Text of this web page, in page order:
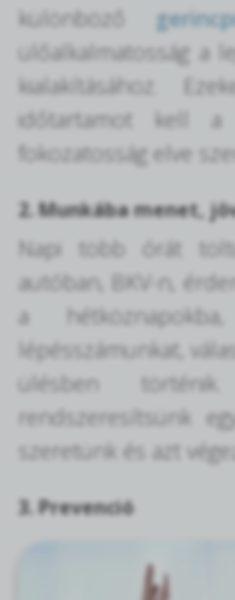
különböző
ülőalkalmatosság a
kialakításához.
időtartamot kell a
fokozatosság elve
2. Munkába menet,
Napi több órát
autóban, BKV-n,
a
lépésszámunkat,
ülésben
rendszeresítsünk
szeretünk és azt
3. Prevenció